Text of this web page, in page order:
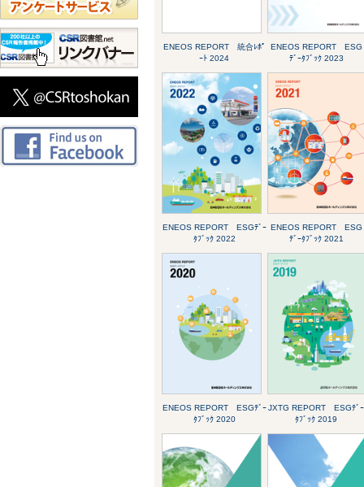
ENEOS REPORT 統合ﾚﾎﾟ
ｰﾄ 2024
ENEOS REPORT ESG
ﾃﾞｰﾀﾌﾞｯｸ 2023
ENEOS REPORT ESGﾃﾞｰ
ﾀﾌﾞｯｸ 2022
ENEOS REPORT ESG
ﾃﾞｰﾀﾌﾞｯｸ 2021
ENEOS REPORT ESGﾃﾞｰ
ﾀﾌﾞｯｸ 2020
JXTG REPORT ESGﾃﾞｰ
ﾀﾌﾞｯｸ 2019